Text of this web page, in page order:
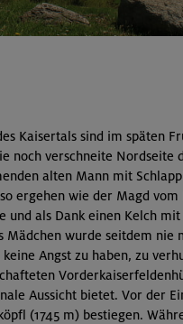
Kaisertals sind im späten
noch verschneite Nordseite
alten Mann mit
ergehen wie der Magd vom
und als Dank einen Kelch
wurde seitdem nie
Angst zu haben, zu
Aussicht bietet. Vor der
(1745 m) bestiegen.